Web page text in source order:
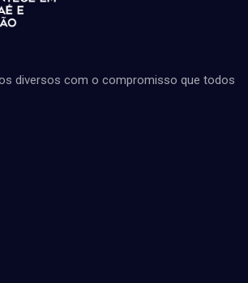
diversos com o compromisso que todos